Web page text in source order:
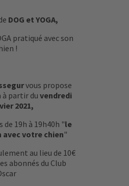
DOG et YOGA,
pratiqué avec son
!
vous propose
à partir du vendredi
2021,
de 19h à 19h40h "le
avec votre chien"
au lieu de 10€
abonnés du Club